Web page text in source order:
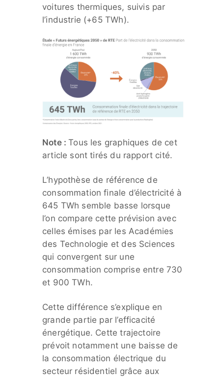
voitures thermiques, suivis par
l’industrie (+65 TWh).
Note :Tous les graphiques de cet
article sont tirés du rapport cité.
L’hypothèse de référence de
consommation finale d’électricité à
645 TWh semble basse lorsque
l’on compare cette prévision avec
celles émises par les Académies
des Technologie et des Sciences
qui convergent sur une
consommation comprise entre 730
et 900 TWh.
Cette différence s’explique en
grande partie par l’efficacité
énergétique. Cette trajectoire
prévoit notamment une baisse de
la consommation électrique du
secteur résidentiel grâce aux